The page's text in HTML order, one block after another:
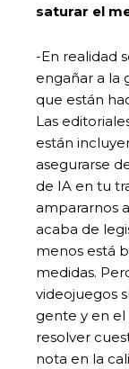
saturar el
-En realidad
engañar a la
que están
Las
están
asegurarse
de IA en tu
ampararnos
acaba de
menos está
medidas.
videojuegos
gente y en el
resolver
nota en la